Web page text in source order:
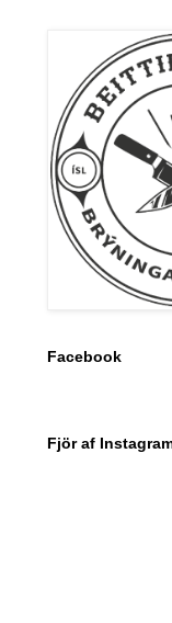
Facebook
Fjör af